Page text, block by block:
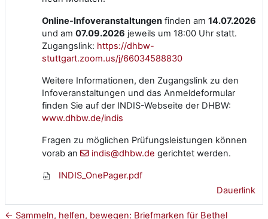
Online-Infoveranstaltungen finden am 14.07.2026
und am 07.09.2026 jeweils um 18:00 Uhr statt.
Zugangslink: https://dhbw-
stuttgart.zoom.us/j/66034588830
Weitere Informationen, den Zugangslink zu den
Infoveranstaltungen und das Anmeldeformular
finden Sie auf der INDIS-Webseite der DHBW:
www.dhbw.de/indis
Fragen zu möglichen Prüfungsleistungen können
vorab an
indis@dhbw.de gerichtet werden.
INDIS_OnePager.pdf
Dauerlink
← Sammeln, helfen, bewegen: Briefmarken für Bethel